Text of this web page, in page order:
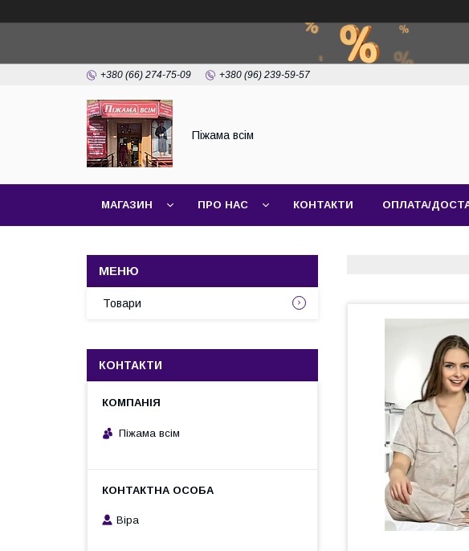
+380 (66) 274-75-09 +380 (96) 239-59-57
Піжама всім
МАГАЗИН ПРО НАС КОНТАКТИ ОПЛАТА/
Товари
КОНТАКТИ
Піжама всім
Віра